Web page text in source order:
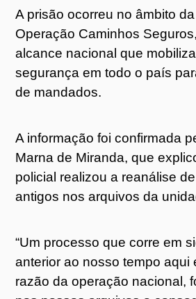
A prisão ocorreu no âmbito
Operação Caminhos
alcance nacional que
segurança em todo o país
de mandados.
A informação foi confirmada
Marna de Miranda, que
policial realizou a reanálise
antigos nos arquivos da
“Um processo que corre em
anterior ao nosso tempo aqui
razão da operação nacional,